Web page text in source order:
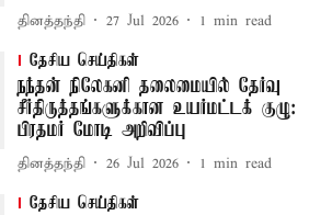
தினத்தந்தி 27 Jul 2026 1 min read
தேசிய செய்திகள்
நந்தன் நிலேகனி தலைமையில் தேர்வு
சீர்திருத்தங்களுக்கான உயர்மட்டக் குழு:
பிரதமர் மோடி அறிவிப்பு
தினத்தந்தி 26 Jul 2026 1 min read
தேசிய செய்திகள்